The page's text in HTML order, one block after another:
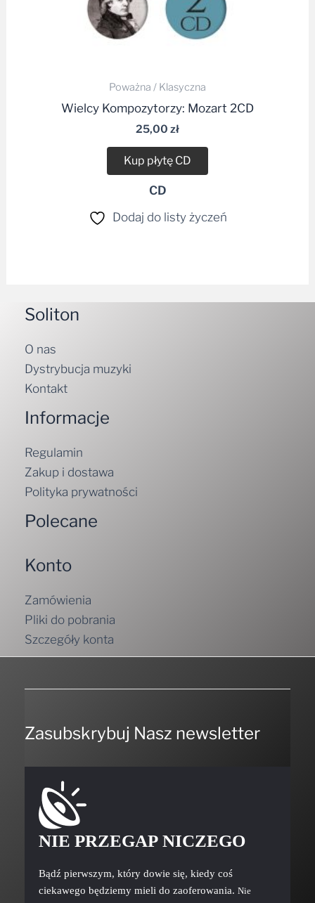
Poważna / Klasyczna
Wielcy Kompozytorzy: Mozart 2CD
25,00 zł
Kup płytę CD
CD
Dodaj do listy życzeń
Soliton
O nas
Dystrybucja muzyki
Kontakt
Informacje
Regulamin
Zakup i dostawa
Polityka prywatności
Polecane
Konto
Zamówienia
Pliki do pobrania
Szczegóły konta
Zasubskrybuj Nasz newsletter
NIE PRZEGAP NICZEGO
Bądź pierwszym, który dowie się, kiedy coś
ciekawego będziemy mieli do zaoferowania. Nie